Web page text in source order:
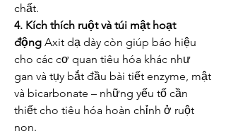
chất.
4. Kích thích ruột và túi mật hoạt
động Axit dạ dày còn giúp báo hiệu
cho các cơ quan tiêu hóa khác như
gan và tụy bắt đầu bài tiết enzyme, mật
và bicarbonate – những yếu tố cần
thiết cho tiêu hóa hoàn chỉnh ở ruột
non.